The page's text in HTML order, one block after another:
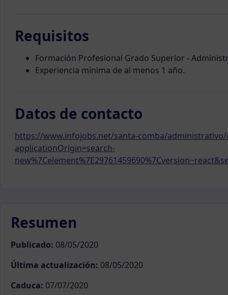
Requisitos
Formación Profesional Grado Superior -
Experiencia mínima de al menos 1 año.
Datos de contacto
https://www.infojobs.net/santa-comba/administrativo/
applicationOrigin=search-
Resumen
Publicado: 08/05/2020
Última actualización: 08/05/2020
Caduca: 07/07/2020